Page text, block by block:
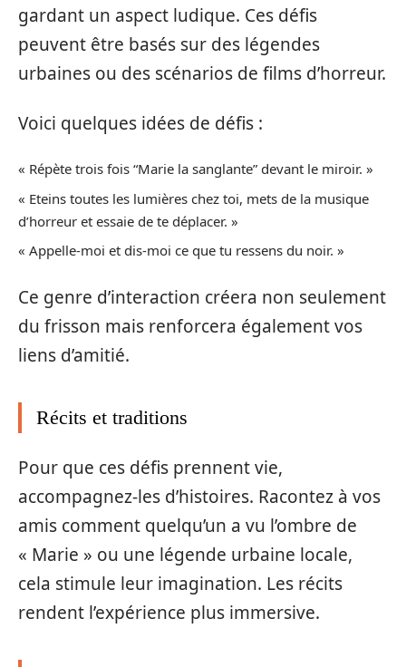
gardant un aspect ludique. Ces défis
peuvent être basés sur des légendes
urbaines ou des scénarios de films d’horreur.
Voici quelques idées de défis :
« Répète trois fois “Marie la sanglante” devant le miroir. »
« Eteins toutes les lumières chez toi, mets de la musique
d’horreur et essaie de te déplacer. »
« Appelle-moi et dis-moi ce que tu ressens du noir. »
Ce genre d’interaction créera non seulement
du frisson mais renforcera également vos
liens d’amitié.
Récits et traditions
Pour que ces défis prennent vie,
accompagnez-les d’histoires. Racontez à vos
amis comment quelqu’un a vu l’ombre de
« Marie » ou une légende urbaine locale,
cela stimule leur imagination. Les récits
rendent l’expérience plus immersive.